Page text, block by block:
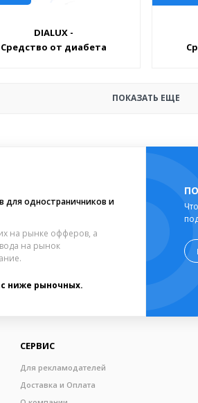
DIALUX -
Средство от диабета
ПОКАЗАТЬ ЕЩЕ
для одностраничников и
на рынке офферов, а
на рынок
ниже рыночных.
СЕРВИС
Для рекламодателей
Доставка и Оплата